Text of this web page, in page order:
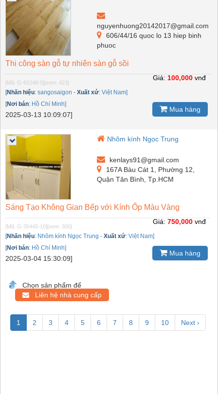
nguyenhuong20142017@gmail.com
606/44/16 quoc lo 13 hiep binh
phuoc
Thi công sàn gỗ tự nhiên sàn gỗ sồi
[Mã: G-65248-5] [xem: 423]
[Nhãn hiệu: sangosaigon - Xuất xứ: Việt Nam]
[Nơi bán: Hồ Chí Minh]
2025-03-13 10:09:07]
Giá: 100,000 vnđ
Mua hàng
Nhôm kính Ngọc Trung
kenlays91@gmail.com
167A Bàu Cát 1, Phường 12,
Quận Tân Bình, Tp.HCM
Sáng Tạo Không Gian Bếp với Kính Ốp Màu Vàng
[Mã: G-35445-10] [xem: 300]
[Nhãn hiệu: Nhôm kính Ngọc Trung - Xuất xứ: Việt Nam]
[Nơi bán: Hồ Chí Minh]
2025-03-04 15:30:09]
Giá: 750,000 vnđ
Mua hàng
Chọn sản phẩm để
Liên hệ nhà cung cấp
1 2 3 4 5 6 7 8 9 10 Next ›